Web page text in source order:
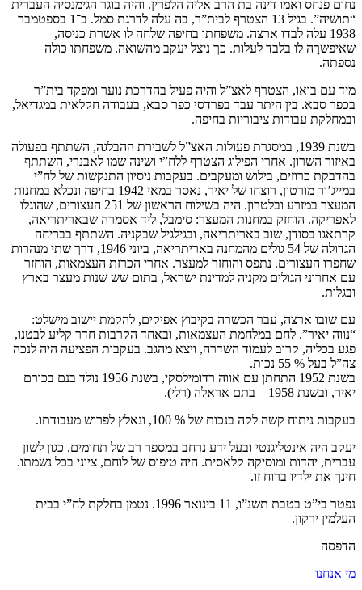
נחום פנחס ואמו דינה בת הרב אליה הלפרין. והיה בוגר הגימנסיה העברית
“תושיה”. בגיל 13 הצטרף לבית”ר, בה עלה לדרגת סמל. ב־1 בספטמבר
1938 עלה לבדו ארצה. משפחתו בחיפה שלחה לו אשרת כניסה,
שאיפשרָה לו בלבד לעלות. כך ניצל יעקב מהשואה. משפחתו כולה
נספתה.
מיד עם בואו, הצטרף לאצ”ל והיה פעיל בהדרכת נוער ומפקד בית”ר
בכפר סבא. בין היתר עבד בפרדסי כפר סבא, בעבודה חקלאית במגדיאל,
ובמחלקת עבודות ציבוריות בחיפה.
בשנת 1939, במסגרת פעולות האצ”ל לשבירת ההבלגה, השתתף בפעולה
באיזור השרון. אחרי הפילוג הצטרף ללח”י ושינה שמו לאבנרי, השתתף
בהדבקת כרוזים, בילוש ומעקבים. בעקבות ניסיון התנקשות של לח”י
במייג’ור מורטון, רוצחו של יאיר, נאסר במאי 1942 בחיפה ונכלא במחנות
המעצר במזרע ובלטרון. היה בשילוח הראשון של 251 העצורים, שהוגלו
לאפריקה. הוחזק במחנות המעצר: סימבל, ליד אסמרה שבאריתריאה,
קרתאגו בסודן, שוב באריתריאה, ובגילגיל שבקניה. השתתף בבריחה
הגדולה של 54 גולים מהמחנה באריתריאה, ביוני 1946, דרך שתי מנהרות
שחפרו העצורים. נתפס והוחזר למעצר. אחרי הכרזת העצמאות, הוחזר
עם אחרוני הגולים מקניה למדינת ישראל, בתום שש שנות מעצר בארץ
ובגלות.
עם שובו ארצה, עבר הכשרה בקיבוץ אפיקים, להקמת יישוב מישלט:
“נווה יאיר”. לחם במלחמת העצמאות, ובאחד הקרבות חדר קליע לבטנו,
פגע בכליה, קרוב לעמוד השדרה, ויצא מהגב. בעקבות הפציעה היה לנכה
צה”ל בעל % 55 נכות.
בשנת 1952 התחתן עם אווה רדומילסקי, בשנת 1956 נולד בנם בכורם
יאיר, ובשנת 1958 – בִתם אראלה (רלי).
בעקבות ניתוח קשה לקה בנכות של % 100, ונאלץ לפרוש מעבודתו.
יעקב היה אינטליגנטי ובעל ידע נרחב במספר רב של תחומים, כגון לשון
עברית, יהדות ומוסיקה קלאסית. היה טיפוס של לוחם, ציוני בכל נשמתו.
חינך את ילדיו ברוח זו.
נפטר בי”ט בטבת תשנ”ו, 11 בינואר 1996. נטמן בחלקת לח”י בבית
העלמין ירקון.
הדפסה
מי אנחנו